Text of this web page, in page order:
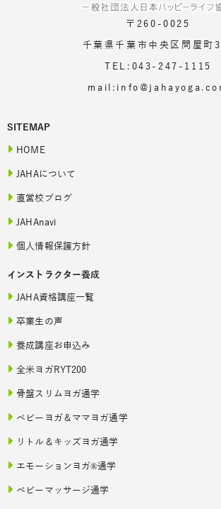
〒260-0025
千葉県千葉市中央区問屋町
TEL:043-247-1115
SITEMAP
HOME
JAHAについて
直営校ブログ
JAHAnavi
個人情報保護方針
インストラクター養成
JAHA資格講座一覧
卒業生の声
養成講座お申込み
全米ヨガRYT200
骨盤スリムヨガ通学
ベビーヨガ＆ママヨガ通学
リトル＆キッズヨガ通学
エモーションヨガ®通学
ベビーマッサージ通学